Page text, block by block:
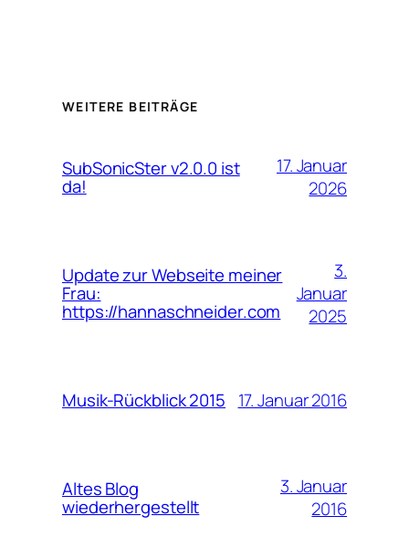
WEITERE BEITRÄGE
SubSonicSter v2.0.0 ist
da!
17. Januar
2026
Update zur Webseite meiner
Frau:
https://hannaschneider.com
3.
Januar
2025
Musik-Rückblick 2015 17. Januar 2016
Altes Blog
wiederhergestellt
3. Januar
2016